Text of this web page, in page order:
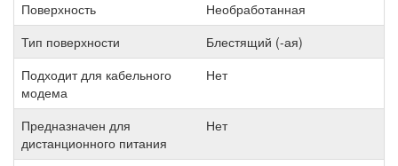
Поверхность
Необработанная
Тип поверхности
Блестящий (-ая)
Подходит для кабельного
модема
Нет
Предназначен для
дистанционного питания
Нет